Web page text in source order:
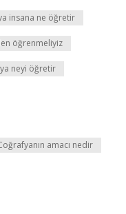
insana ne öğretir
öğrenmeliyiz
neyi öğretir
amacı nedir